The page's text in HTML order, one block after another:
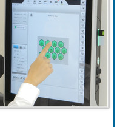
ビッグデータ
ンジャパン
ジメント
バル設計・開発